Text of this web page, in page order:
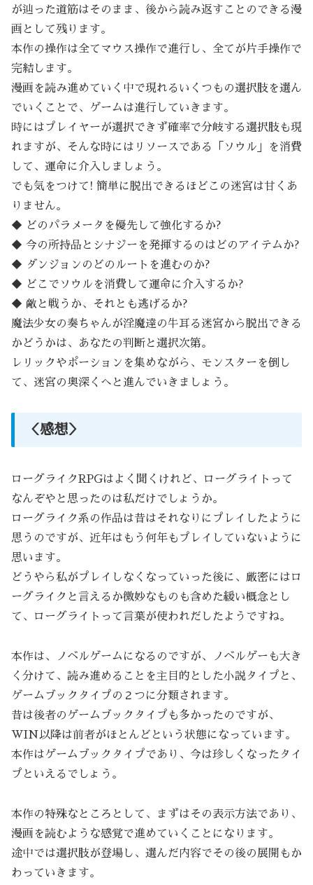
が辿った道筋はそのまま、後から読み返すことのできる漫
画として残ります。
本作の操作は全てマウス操作で進行し、全てが片手操作で
完結します。
漫画を読み進めていく中で現れるいくつもの選択肢を選ん
でいくことで、ゲームは進行していきます。
時にはプレイヤーが選択できず確率で分岐する選択肢も現
れますが、そんな時にはリソースである「ソウル」を消費
して、運命に介入しましょう。
でも気をつけて! 簡単に脱出できるほどこの迷宮は甘くあ
りません。
◆ どのパラメータを優先して強化するか?
◆ 今の所持品とシナジーを発揮するのはどのアイテムか?
◆ ダンジョンのどのルートを進むのか?
◆ どこでソウルを消費して運命に介入するか?
◆ 敵と戦うか、それとも逃げるか?
魔法少女の奏ちゃんが淫魔達の牛耳る迷宮から脱出できる
かどうかは、あなたの判断と選択次第。
レリックやポーションを集めながら、モンスターを倒し
て、迷宮の奥深くへと進んでいきましょう。
＜感想＞
ローグライクRPGはよく聞くけれど、ローグライトって
なんぞやと思ったのは私だけでしょうか。
ローグライク系の作品は昔はそれなりにプレイしたように
思うのですが、近年はもう何年もプレイしていないように
思います。
どうやら私がプレイしなくなっていった後に、厳密にはロ
ーグライクと言えるか微妙なものも含めた緩い概念とし
て、ローグライトって言葉が使われだしたようですね。
本作は、ノベルゲームになるのですが、ノベルゲーも大き
く分けて、読み進めることを主目的とした小説タイプと、
ゲームブックタイプの２つに分類されます。
昔は後者のゲームブックタイプも多かったのですが、
WIN以降は前者がほとんどという状態になっています。
本作はゲームブックタイプであり、今は珍しくなったタイ
プといえるでしょう。
本作の特殊なところとして、まずはその表示方法であり、
漫画を読むような感覚で進めていくことになります。
途中では選択肢が登場し、選んだ内容でその後の展開もか
わっていきます。